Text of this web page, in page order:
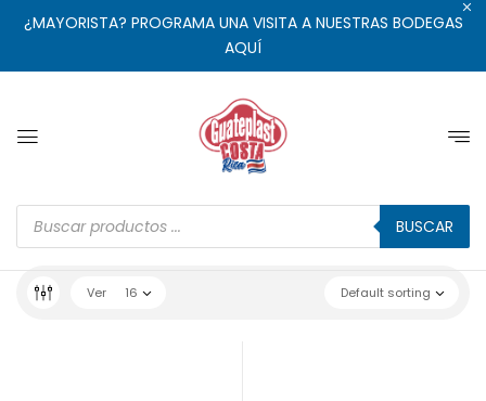
¿MAYORISTA? PROGRAMA UNA VISITA A NUESTRAS BODEGAS
AQUÍ
BUSCAR
Default sorting
Ver 16